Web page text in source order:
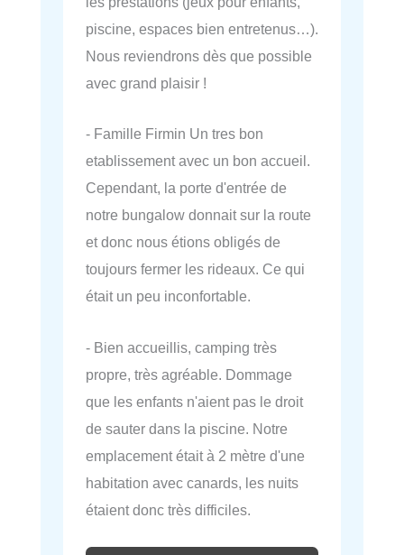
piscine, espaces bien entretenus…).
Nous reviendrons dès que possible
avec grand plaisir !
- Famille Firmin Un tres bon
etablissement avec un bon accueil.
Cependant, la porte d'entrée de
notre bungalow donnait sur la route
et donc nous étions obligés de
toujours fermer les rideaux. Ce qui
était un peu inconfortable.
- Bien accueillis, camping très
propre, très agréable. Dommage
que les enfants n'aient pas le droit
de sauter dans la piscine. Notre
emplacement était à 2 mètre d'une
habitation avec canards, les nuits
étaient donc très difficiles.